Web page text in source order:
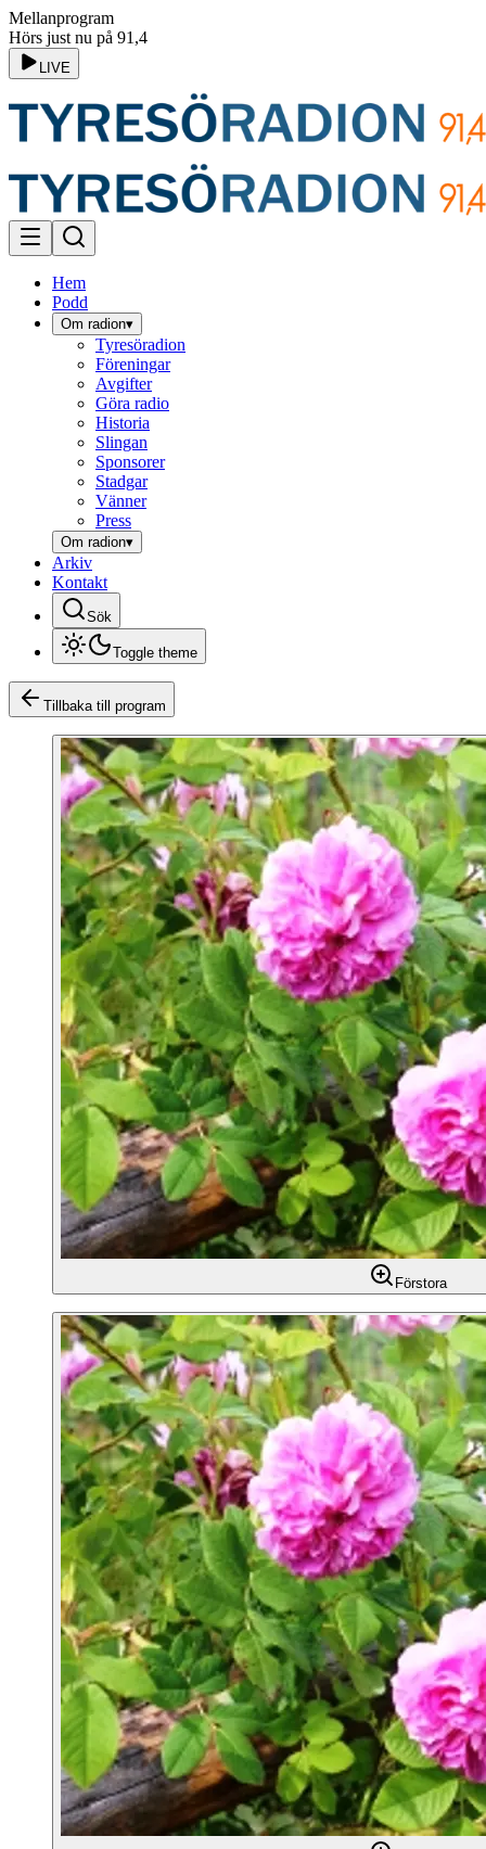
Mellanprogram
Hörs just nu på 91,4
LIVE
Hem
Podd
Om radion▾
Tyresöradion
Föreningar
Avgifter
Göra radio
Historia
Slingan
Sponsorer
Stadgar
Vänner
Press
Om radion▾
Arkiv
Kontakt
Sök
Toggle theme
Tillbaka till program
Förstora